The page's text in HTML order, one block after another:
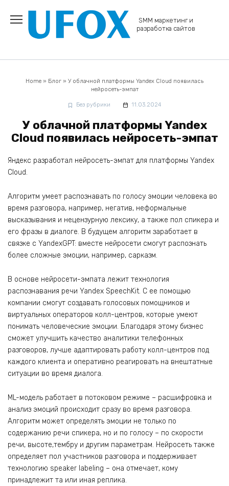
содержанию
SMM маркетинг и
разработка сайтов
Home » Блог » У облачной платформы Yandex Cloud появилась
нейросеть-эмпат
Без рубрики 11.03.2024
У облачной платформы Yandex
Cloud появилась нейросеть-эмпат
Яндекс разработал нейросеть-эмпат для платформы Yandex
Cloud.
Алгоритм умеет распознавать по голосу эмоции человека во
время разговора, например, негатив, неформальные
высказывания и нецензурную лексику, а также пол спикера и
его фразы в диалоге. В будущем алгоритм заработает в
связке с YandexGPT: вместе нейросети смогут распознать
более сложные эмоции, например, сарказм.
В основе нейросети-эмпата лежит технология
распознавания речи Yandex SpeechKit. С ее помощью
компании смогут создавать голосовых помощников и
виртуальных операторов колл-центров, которые умеют
понимать человеческие эмоции. Благодаря этому бизнес
сможет улучшить качество аналитики телефонных
разговоров, лучше адаптировать работу колл-центров под
каждого клиента и оперативно реагировать на внештатные
ситуации во время диалога.
ML-модель работает в потоковом режиме – расшифровка и
анализ эмоций происходит сразу во время разговора.
Алгоритм может определять эмоции не только по
содержанию речи спикера, но и по голосу – по скорости
речи, высоте,тембру и другим параметрам. Нейросеть также
определяет пол участников разговора и поддерживает
технологию speaker labeling – она отмечает, кому
принадлежит та или иная реплика.